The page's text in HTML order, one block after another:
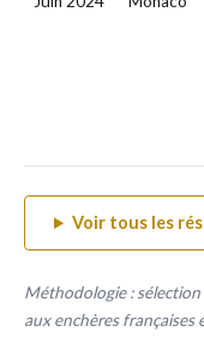
Voir tous les
Méthodologie :
aux enchères